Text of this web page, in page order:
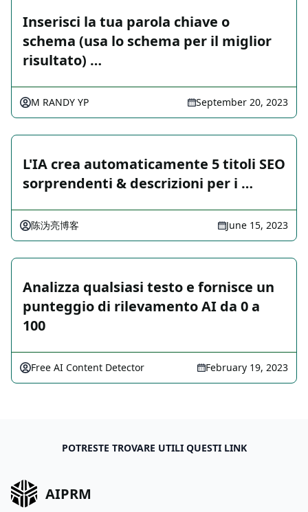
Inserisci la tua parola chiave o
schema (usa lo schema per il miglior
risultato) …
M RANDY YP September 20, 2023
L'IA crea automaticamente 5 titoli SEO
sorprendenti & descrizioni per i …
陈沩亮博客 June 15, 2023
Analizza qualsiasi testo e fornisce un
punteggio di rilevamento AI da 0 a
100
Free AI Content Detector February 19, 2023
POTRESTE TROVARE UTILI QUESTI LINK
AIPRM